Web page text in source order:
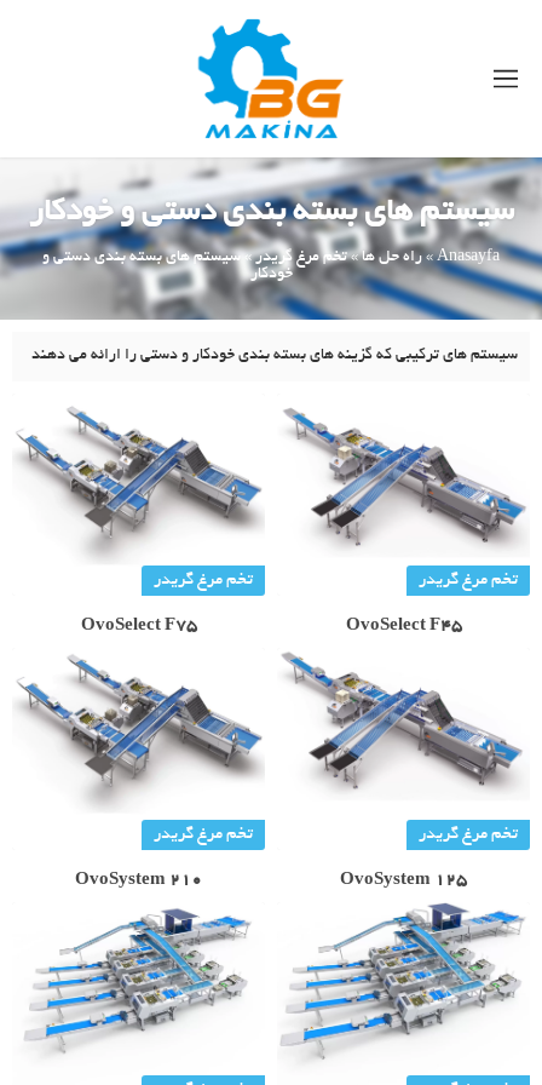
سیستم های بسته بندی دستی و خودکار
Anasayfa
» راه حل ها»تخم مرغ گریدر» سیستم های بسته بندی دستی و
خودکار
سیستم های ترکیبی که گزینه های بسته بندی خودکار و دستی را ارائه می دهند
تخم مرغ گریدر
OvoSelect F45
تخم مرغ گریدر
OvoSelect F75
تخم مرغ گریدر
OvoSystem 125
تخم مرغ گریدر
OvoSystem 210